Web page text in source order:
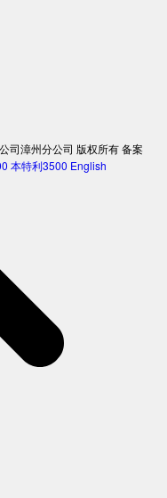
司漳州分公司 版权所有 备案
本特利3500 English